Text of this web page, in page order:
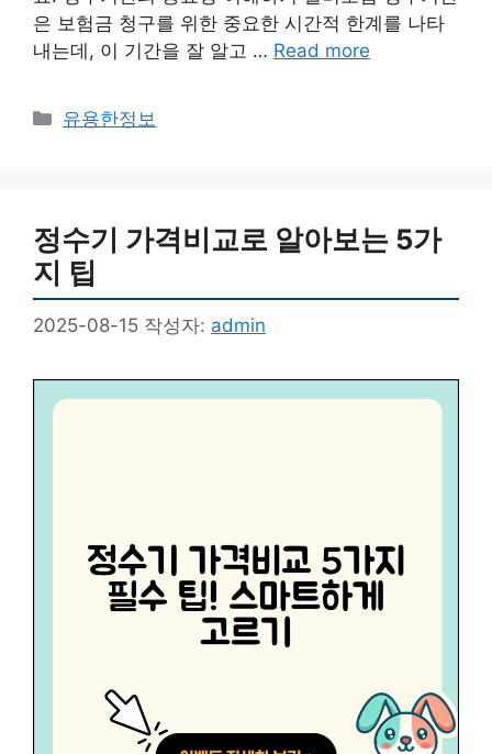
은 보험금 청구를 위한 중요한 시간적 한계를 나타
내는데, 이 기간을 잘 알고 … Read more
카
유용한정보
정수기 가격비교로 알아보는 5가
지 팁
2025-08-15 작성자: admin